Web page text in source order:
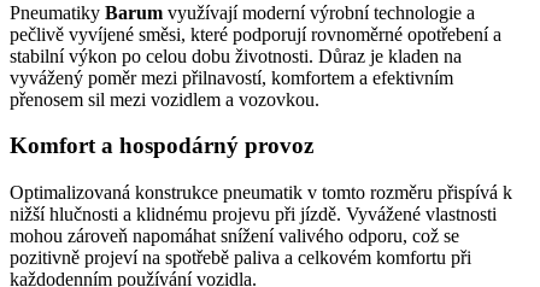
Pneumatiky Barum využívají moderní výrobní technologie a
pečlivě vyvíjené směsi, které podporují rovnoměrné opotřebení a
stabilní výkon po celou dobu životnosti. Důraz je kladen na
vyvážený poměr mezi přilnavostí, komfortem a efektivním
přenosem sil mezi vozidlem a vozovkou.
Komfort a hospodárný provoz
Optimalizovaná konstrukce pneumatik v tomto rozměru přispívá k
nižší hlučnosti a klidnému projevu při jízdě. Vyvážené vlastnosti
mohou zároveň napomáhat snížení valivého odporu, což se
pozitivně projeví na spotřebě paliva a celkovém komfortu při
každodenním používání vozidla.